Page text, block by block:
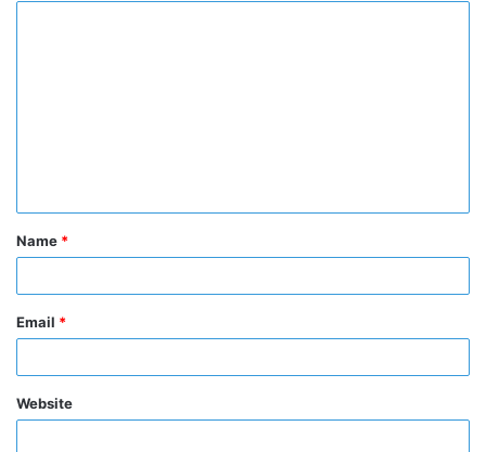
t
*
Name *
Email *
Website